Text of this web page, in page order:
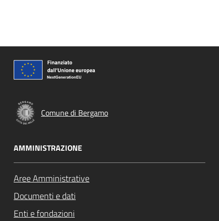
Comune di Bergamo
AMMINISTRAZIONE
Aree Amministrative
Documenti e dati
Enti e fondazioni